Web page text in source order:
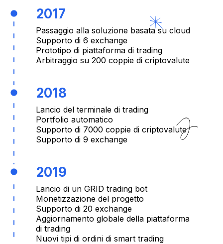
2017
Passaggio alla soluzione basata su cloud
Supporto di 6 exchange
Prototipo di piattaforma di trading
Arbitraggio su 200 coppie di criptovalute
2018
Lancio del terminale di trading
Portfolio automatico
Supporto di 7000 coppie di criptovalute
Supporto di 9 exchange
2019
Lancio di un GRID trading bot
Monetizzazione del progetto
Supporto di 20 exchange
Aggiornamento globale della piattaforma
di trading
Nuovi tipi di ordini di smart trading